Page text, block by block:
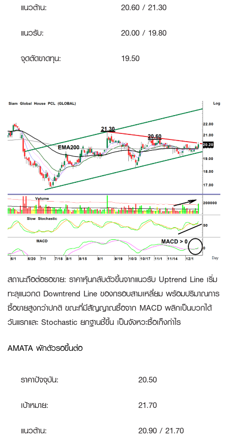
แนวต้าน:
20.60 / 21.30
แนวรับ:
20.00 / 19.80
จุดตัดขาดทุน: 19.50
สถานะถือต่อรอขาย: ราคาหุ้นกลับตัวขึ้นจากแนวรับ Uptrend Line เริ่ม
ทะลุแนวกด Downtrend Line ของกรอบสามเหลี่ยม พร้อมปริมาณการ
ซื้อขายสูงกว่าปกติ ขณะที่มีสัญญาณซื้อจาก MACD พลิกเป็นบวกได้
วันแรกและ Stochastic ยกฐานชี้ขึ้น เป็นจังหวะซื้อเก็งกำไร
AMATA พักตัวรอขึ้นต่อ
ราคาปัจจุบัน:
20.50
เป้าหมาย:
21.70
แนวต้าน:
20.90 / 21.70